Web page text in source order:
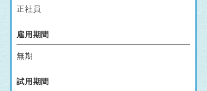
正社員
雇用期間
無期
試用期間